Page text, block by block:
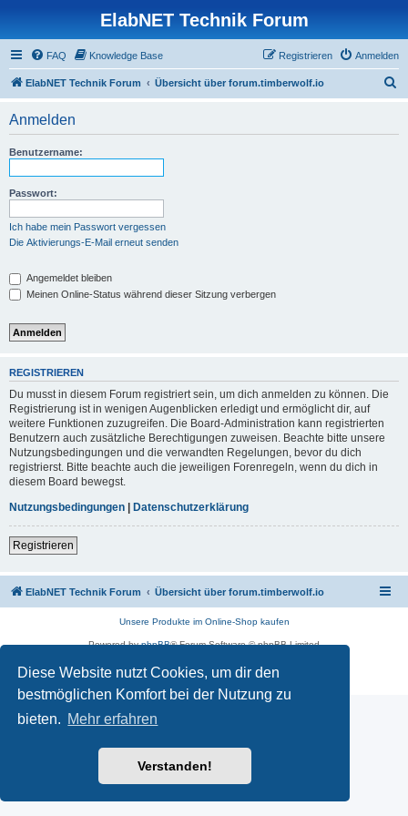
Diese Website nutzt Cookies, um dir den
bestmöglichen Komfort bei der Nutzung zu
bieten. Mehr erfahren
Verstanden!
ElabNET Technik Forum
FAQ Knowledge Base Anmelden
Registrieren
ElabNET Technik Forum Übersicht über forum.timberwolf.io
Anmelden
Benutzername:
Passwort:
Ich habe mein Passwort vergessen
Die Aktivierungs-E-Mail erneut senden
Angemeldet bleiben
Meinen Online-Status während dieser Sitzung verbergen
REGISTRIEREN
Du musst in diesem Forum registriert sein, um dich anmelden zu können. Die
Registrierung ist in wenigen Augenblicken erledigt und ermöglicht dir, auf
weitere Funktionen zuzugreifen. Die Board-Administration kann registrierten
Benutzern auch zusätzliche Berechtigungen zuweisen. Beachte bitte unsere
Nutzungsbedingungen und die verwandten Regelungen, bevor du dich
registrierst. Bitte beachte auch die jeweiligen Forenregeln, wenn du dich in
diesem Board bewegst.
Nutzungsbedingungen | Datenschutzerklärung
Registrieren
ElabNET Technik Forum Übersicht über forum.timberwolf.io
Unsere Produkte im Online-Shop kaufen
Powered byphpBB® Forum Software © phpBB Limited
Datenschutz|Nutzungsbedingungen